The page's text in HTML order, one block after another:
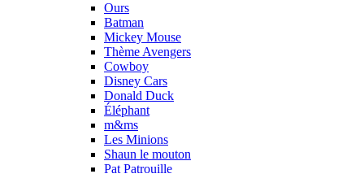
Ours
Batman
Mickey Mouse
Thème Avengers
Cowboy
Disney Cars
Donald Duck
Éléphant
m&ms
Les Minions
Shaun le mouton
Pat Patrouille